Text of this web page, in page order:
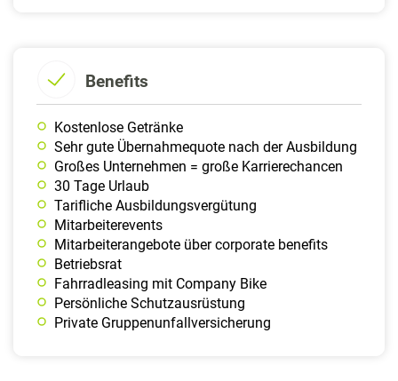
Benefits
Kostenlose Getränke
Sehr gute Übernahmequote nach der Ausbildung
Großes Unternehmen = große Karrierechancen
30 Tage Urlaub
Tarifliche Ausbildungsvergütung
Mitarbeiterevents
Mitarbeiterangebote über corporate benefits
Betriebsrat
Fahrradleasing mit Company Bike
Persönliche Schutzausrüstung
Private Gruppenunfallversicherung